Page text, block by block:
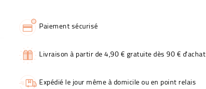
Paiement sécurisé
Livraison à partir de 4,90 € gratuite dès 90 € d'achat
Expédié le jour même à domicile ou en point relais